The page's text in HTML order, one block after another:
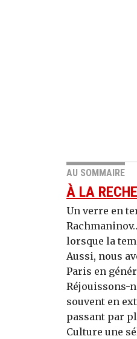
AU SOMMAIRE
À LA
Un verre en
lorsque la
Aussi, nous
Paris en
Réjouissons-
souvent en
passant par
Culture une